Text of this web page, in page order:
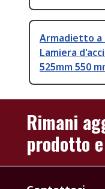
Armadietto a
Lamiera
525mm 550
Rimani
prodotto